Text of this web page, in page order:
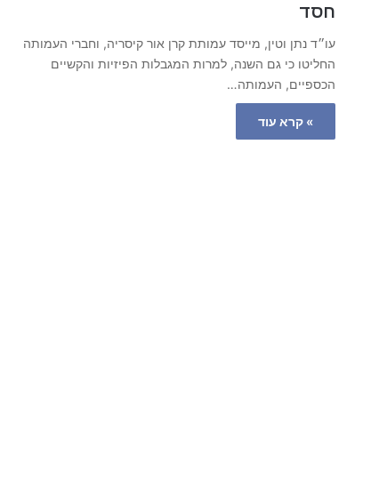
חסד
עו״ד נתן וטין, מייסד עמותת קרן אור קיסריה, וחברי העמותה
החליטו כי גם השנה, למרות המגבלות הפיזיות והקשיים
הכספיים, העמותה…
» קרא עוד